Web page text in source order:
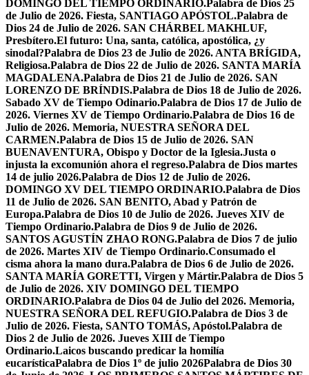
DOMINGO DEL TIEMPO ORDINARIO.Palabra de Dios 25
de Julio de 2026. Fiesta, SANTIAGO APÓSTOL.Palabra de
Dios 24 de Julio de 2026. SAN CHÁRBEL MAKHLUF,
Presbítero.El futuro: Una, santa, católica, apostólica, ¿y
sinodal?Palabra de Dios 23 de Julio de 2026. ANTA BRÍGIDA,
Religiosa.Palabra de Dios 22 de Julio de 2026. SANTA MARÍA
MAGDALENA.Palabra de Dios 21 de Julio de 2026. SAN
LORENZO DE BRÍNDIS.Palabra de Dios 18 de Julio de 2026.
Sabado XV de Tiempo Odinario.Palabra de Dios 17 de Julio de
2026. Viernes XV de Tiempo Ordinario.Palabra de Dios 16 de
Julio de 2026. Memoria, NUESTRA SEÑORA DEL
CARMEN.Palabra de Dios 15 de Julio de 2026. SAN
BUENAVENTURA, Obispo y Doctor de la Iglesia.Justa o
injusta la excomunión ahora el regreso.Palabra de Dios martes
14 de julio 2026.Palabra de Dios 12 de Julio de 2026.
DOMINGO XV DEL TIEMPO ORDINARIO.Palabra de Dios
11 de Julio de 2026. SAN BENITO, Abad y Patrón de
Europa.Palabra de Dios 10 de Julio de 2026. Jueves XIV de
Tiempo Ordinario.Palabra de Dios 9 de Julio de 2026.
SANTOS AGUSTÍN ZHAO RONG.Palabra de Dios 7 de julio
de 2026. Martes XIV de Tiempo Ordinario.Consumado el
cisma ahora la mano dura.Palabra de Dios 6 de Julio de 2026.
SANTA MARÍA GORETTI, Virgen y Mártir.Palabra de Dios 5
de Julio de 2026. XIV DOMINGO DEL TIEMPO
ORDINARIO.Palabra de Dios 04 de Julio del 2026. Memoria,
NUESTRA SEÑORA DEL REFUGIO.Palabra de Dios 3 de
Julio de 2026. Fiesta, SANTO TOMÁS, Apóstol.Palabra de
Dios 2 de Julio de 2026. Jueves XIII de Tiempo
Ordinario.Laicos buscando predicar la homilía
eucarísticaPalabra de Dios 1º de julio 2026Palabra de Dios 30